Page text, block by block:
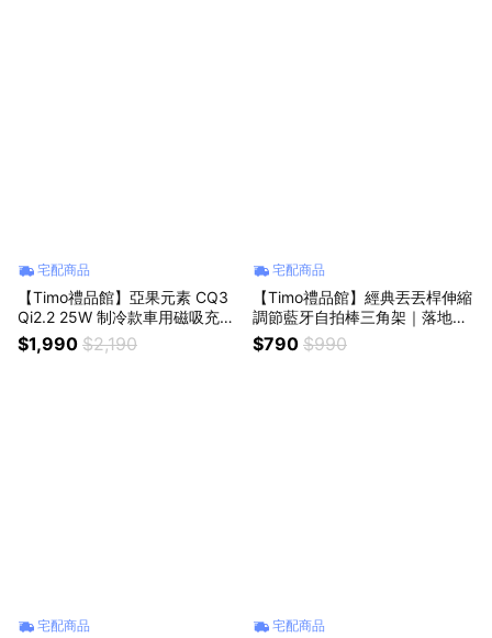
宅配商品
【Timo禮品館】亞果元素 CQ3
Qi2.2 25W 制冷款車用磁吸充電
器
$1,990 $2,190
宅配商品
【Timo禮品館】經典丟丟桿伸縮
調節藍牙自拍棒三角架｜落地式
直播支架
$790 $990
宅配商品 宅配商品